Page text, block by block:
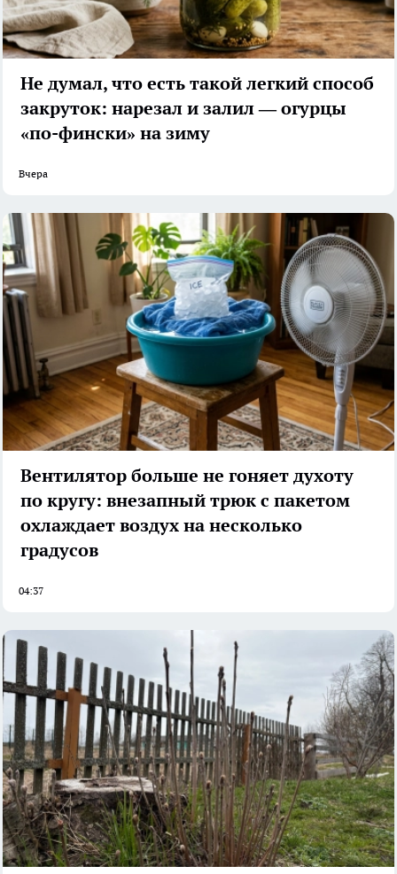
Не думал, что есть такой легкий способ
закруток: нарезал и залил — огурцы
«по-фински» на зиму
Вчера
Вентилятор больше не гоняет духоту
по кругу: внезапный трюк с пакетом
охлаждает воздух на несколько
градусов
04:37